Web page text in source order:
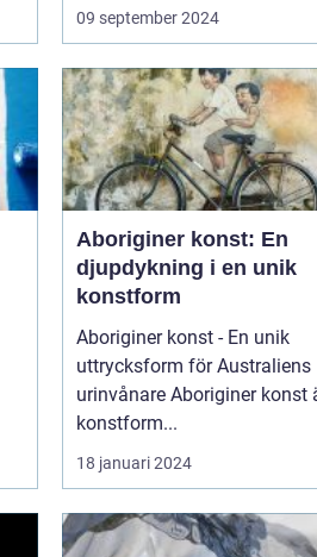
09 september 2024
Aboriginer konst: En
djupdykning i en unik
konstform
Aboriginer konst - En unik
uttrycksform för Australiens
urinvånare Aboriginer konst är en
konstform...
18 januari 2024